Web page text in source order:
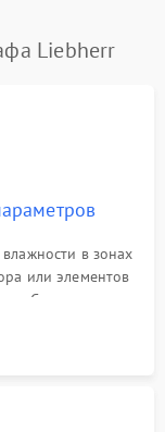
Liebherr
в зонах
или элементов
Считывание